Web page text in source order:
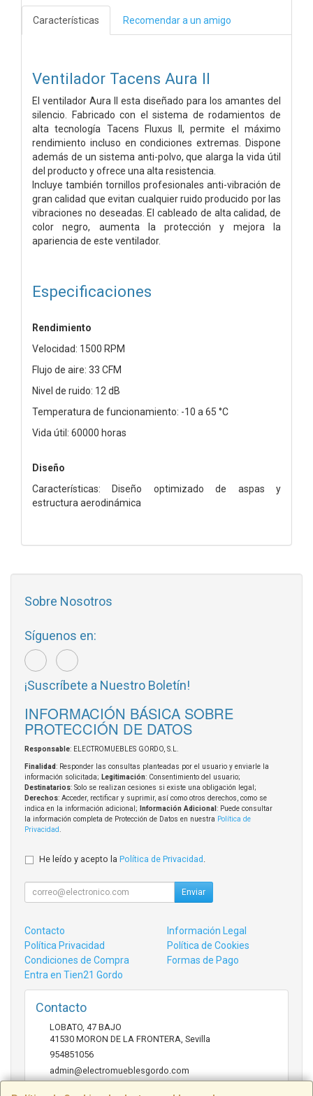
Características Recomendar a un amigo
Ventilador Tacens Aura II
El ventilador Aura II esta diseñado para los amantes del
silencio. Fabricado con el sistema de rodamientos de
alta tecnología Tacens Fluxus II, permite el máximo
rendimiento incluso en condiciones extremas. Dispone
además de un sistema anti-polvo, que alarga la vida útil
del producto y ofrece una alta resistencia.
Incluye también tornillos profesionales anti-vibración de
gran calidad que evitan cualquier ruido producido por las
vibraciones no deseadas. El cableado de alta calidad, de
color negro, aumenta la protección y mejora la
apariencia de este ventilador.
Especificaciones
Rendimiento
Velocidad: 1500 RPM
Flujo de aire: 33 CFM
Nivel de ruido: 12 dB
Temperatura de funcionamiento: -10 a 65 °C
Vida útil: 60000 horas
Diseño
Características: Diseño optimizado de aspas y
estructura aerodinámica
Sobre Nosotros
Síguenos en:
¡Suscríbete a Nuestro Boletín!
INFORMACIÓN BÁSICA SOBRE
PROTECCIÓN DE DATOS
Responsable: ELECTROMUEBLES GORDO, S.L.
Finalidad: Responder las consultas planteadas por el usuario y enviarle la
información solicitada; Legitimación: Consentimiento del usuario;
Destinatarios: Solo se realizan cesiones si existe una obligación legal;
Derechos: Acceder, rectificar y suprimir, así como otros derechos, como se
indica en la información adicional;
Información Adicional : Puede consultar
la información completa de Protección de Datos en nuestra Política de
Privacidad
He leído y acepto la Política de Privacidad
Enviar
Contacto
Información Legal
Política Privacidad
Política de Cookies
Condiciones de Compra
Formas de Pago
Entra en Tien21 Gordo
Contacto
LOBATO, 47 BAJO
41530 MORON DE LA FRONTERA Sevilla
954851056
admin@electromueblesgordo.com